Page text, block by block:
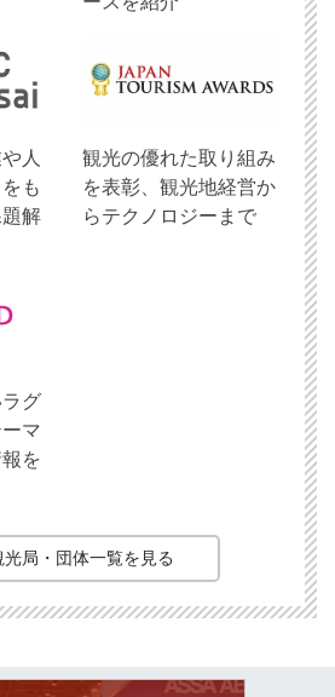
人
も
解
観光の優れた取り組み
を表彰、観光地経営か
らテクノロジーまで
ラグ
マ
を
光局・団体一覧を見る